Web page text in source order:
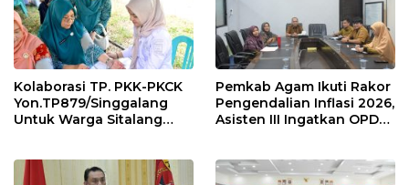
Kolaborasi TP. PKK-PKCK
Yon.TP879/Singgalang
Untuk Warga Sitalang
Pemkab Agam Ikuti Rakor
Pengendalian Inflasi 2026,
Asisten III Ingatkan OPD